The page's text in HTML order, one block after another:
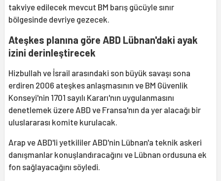
takviye edilecek mevcut BM barış gücüyle sınır
bölgesinde devriye gezecek.
Ateşkes planına göre ABD Lübnan'daki ayak
izini derinleştirecek
Hizbullah ve İsrail arasındaki son büyük savaşı sona
erdiren 2006 ateşkes anlaşmasının ve BM Güvenlik
Konseyi'nin 1701 sayılı Kararı'nın uygulanmasını
denetlemek üzere ABD ve Fransa'nın da yer alacağı bir
uluslararası komite kurulacak.
Arap ve ABD'li yetkililer ABD'nin Lübnan'a teknik askeri
danışmanlar konuşlandıracağını ve Lübnan ordusuna ek
fon sağlayacağını söyledi.